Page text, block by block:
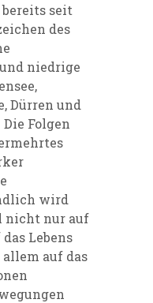
seit
des
niedrige
Dürren und
Folgen
wird
nicht nur auf
Lebens
auf das